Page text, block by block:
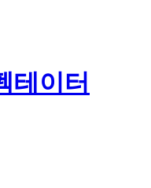
테이터